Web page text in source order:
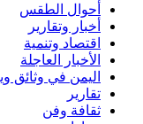
أحوال الطقس
أخبار وتقارير
اقتصاد وتنمية
الأخبار العاجلة
اليمن في وثائق
تقارير
ثقافة وفن